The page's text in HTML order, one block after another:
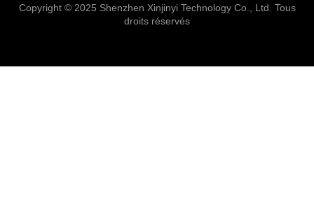
Copyright © 2025 Shenzhen Xinjinyi Technology Co., Ltd. Tous
droits réservés